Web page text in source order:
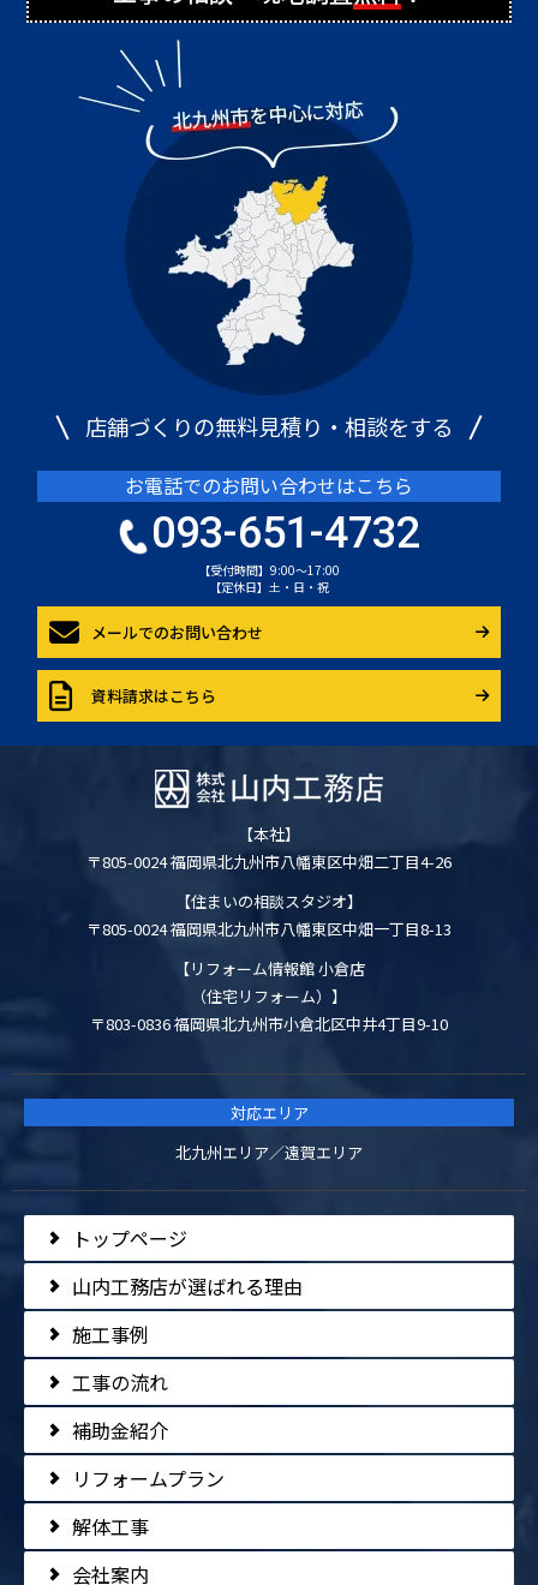
店舗づくりの無料見積り・相談をする
お電話でのお問い合わせはこちら
093-651-4732
【受付時間】9:00～17:00
【定休日】土・日・祝
メールでのお問い合わせ
資料請求はこちら
【本社】
〒805-0024 福岡県北九州市八幡東区中畑二丁目4-26
【住まいの相談スタジオ】
〒805-0024 福岡県北九州市八幡東区中畑一丁目8-13
【リフォーム情報館 小倉店
（住宅リフォーム）】
〒803-0836 福岡県北九州市小倉北区中井4丁目9-10
対応エリア
北九州エリア／遠賀エリア
トップページ
山内工務店が選ばれる理由
施工事例
工事の流れ
補助金紹介
リフォームプラン
解体工事
会社案内